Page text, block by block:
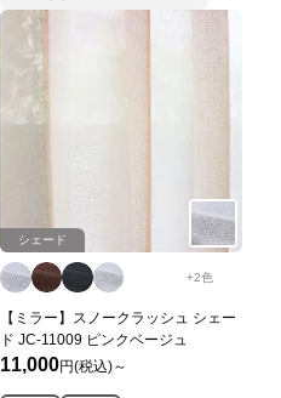
シェード
+2色
【ミラー】スノークラッシュ シェー
ド JC-11009 ピンクベージュ
11,000円(税込)～